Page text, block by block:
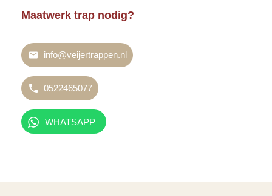
Maatwerk trap nodig?
info@veijertrappen.nl
0522465077
WHATSAPP